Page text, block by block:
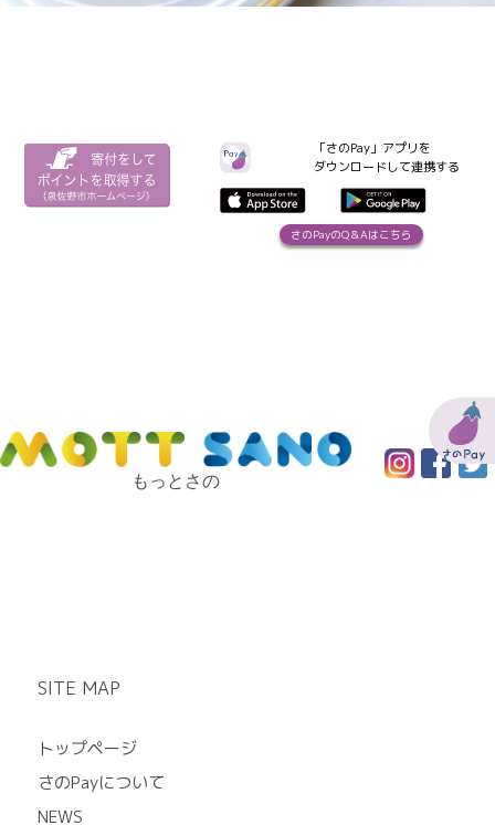
「さのPay」アプリを
ダウンロードして連携する
さのPayのQ＆Aはこちら
もっとさの
SITE MAP
トップページ
さのPayについて
NEWS